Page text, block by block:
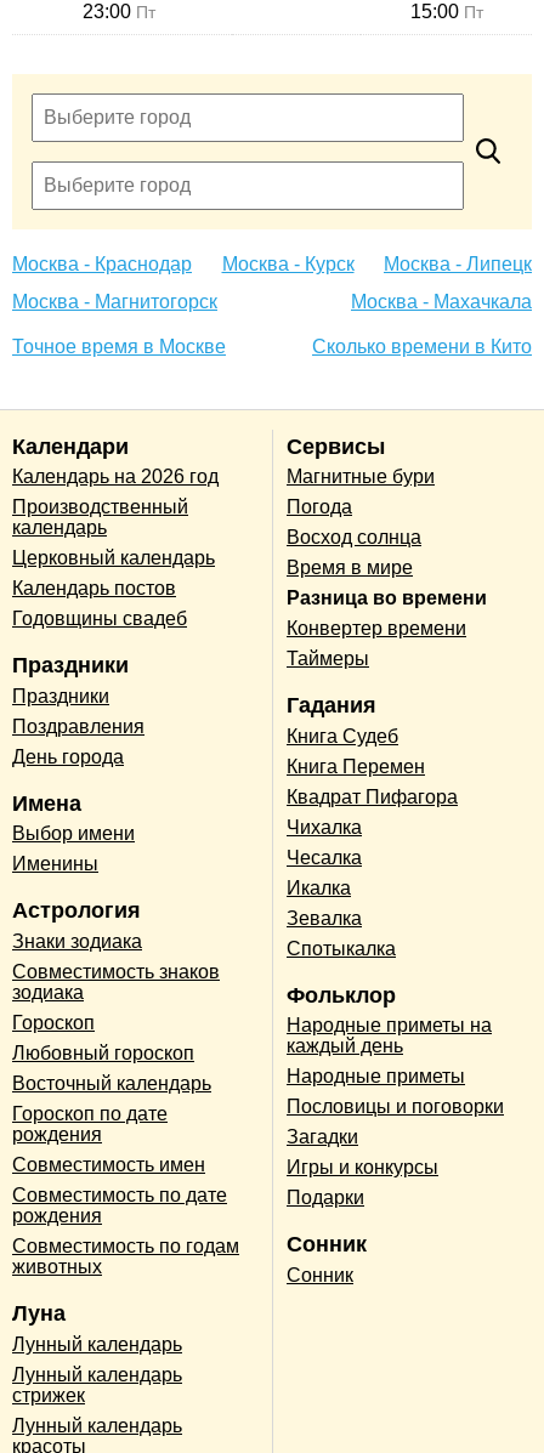
23:00 Пт 15:00 Пт
Москва - Краснодар Москва - Курск
Москва - Липецк
Москва - Магнитогорск
Москва - Махачкала
Точное время в Москве Сколько времени в Кито
Календари
Календарь на 2026 год
Производственный
календарь
Церковный календарь
Календарь постов
Годовщины свадеб
Праздники
Праздники
Поздравления
День города
Имена
Выбор имени
Именины
Астрология
Знаки зодиака
Совместимость знаков
зодиака
Гороскоп
Любовный гороскоп
Восточный календарь
Гороскоп по дате
рождения
Совместимость имен
Совместимость по дате
рождения
Совместимость по годам
животных
Луна
Лунный календарь
Лунный календарь
стрижек
Лунный календарь
красоты
Сервисы
Магнитные бури
Погода
Восход солнца
Время в мире
Разница во времени
Конвертер времени
Таймеры
Гадания
Книга Судеб
Книга Перемен
Квадрат Пифагора
Чихалка
Чесалка
Икалка
Зевалка
Спотыкалка
Фольклор
Народные приметы на
каждый день
Народные приметы
Пословицы и поговорки
Загадки
Игры и конкурсы
Подарки
Сонник
Сонник